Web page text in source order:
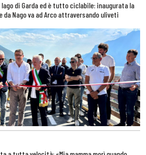
lago di Garda ed è tutto ciclabile: inaugurata la
Nago va ad Arco attraversando uliveti